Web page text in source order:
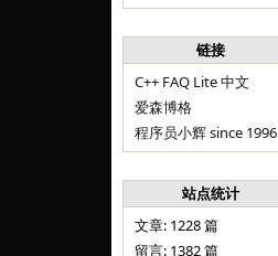
链接
C++ FAQ Lite 中文
爱森博格
程序员小辉 since 1996
站点统计
文章: 1228 篇
留言: 1382 篇